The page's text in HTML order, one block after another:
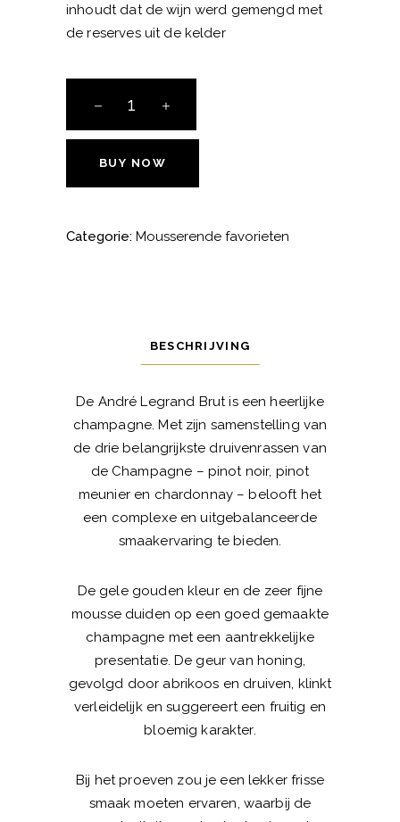
inhoudt dat de wijn werd gemengd met
de reserves uit de kelder
Legrand
André
LegrandBUY NOW
Categorie: Mousserende favorieten
BESCHRIJVING
De André Legrand Brut is een heerlijke
champagne. Met zijn samenstelling van
de drie belangrijkste druivenrassen van
de Champagne – pinot noir, pinot
meunier en chardonnay – belooft het
een complexe en uitgebalanceerde
smaakervaring te bieden.
De gele gouden kleur en de zeer fijne
mousse duiden op een goed gemaakte
champagne met een aantrekkelijke
presentatie. De geur van honing,
gevolgd door abrikoos en druiven, klinkt
verleidelijk en suggereert een fruitig en
bloemig karakter.
Bij het proeven zou je een lekker frisse
smaak moeten ervaren, waarbij de